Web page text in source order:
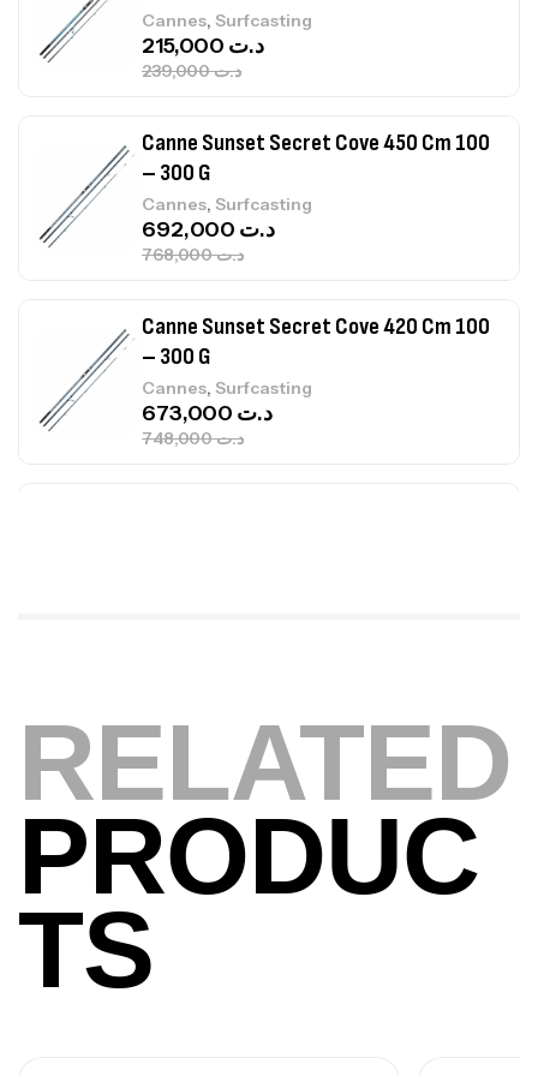
– 300 G
Cannes,Surfcasting
د.ت692,000
Canne Sunset Secret Cove 420 Cm 100
– 300 G
Cannes,Surfcasting
د.ت673,000
Canne Jigging Sunset Massive Attack
1.83m 120/250gr 30kg
Cannes,Jigging
د.ت340,000
Volant 3 Branches Inox T26S/35
Accastillage bateau Accessoires bateaux
د.ت367,000
Canne Sunset Beachstriker Surf Hybrid
420 Cm 100-250 G
Cannes
RELATED
PRODUC
TS